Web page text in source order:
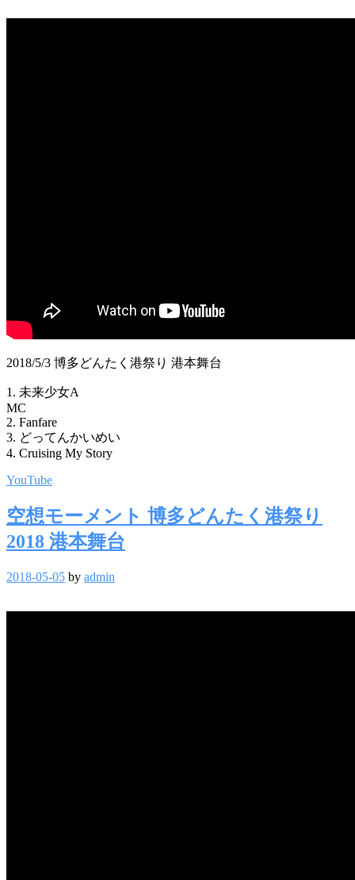
2018/5/3 博多どんたく港祭り 港本舞台
1. 未来少女A
MC
2. Fanfare
3. どってんかいめい
4. Cruising My Story
YouTube
空想モーメント 博多どんたく港祭り
2018 港本舞台
2018-05-05 by admin